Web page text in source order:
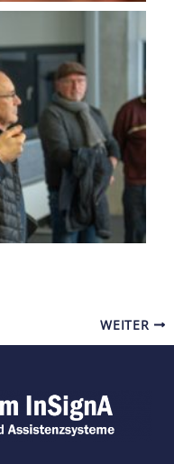
WEITER